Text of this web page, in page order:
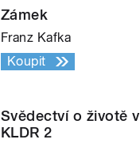
Zámek
Franz Kafka
Koupit
Svědectví o životě v
KLDR 2